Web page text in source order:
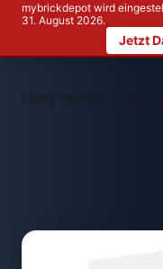
mybrickdepot wird
31. August 2026.
Jetzt
LEGO Themen >